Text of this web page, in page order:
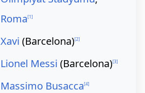
Roma[1]
Xavi (Barcelona)[2]
Lionel Messi (Barcelona)[3]
Massimo Busacca[4]